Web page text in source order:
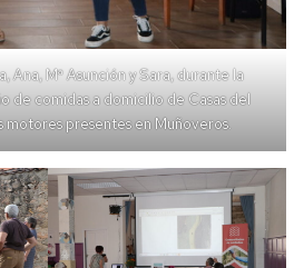
Ana, Mª Asunción y Sara, durante la
de comidas a domicilio de Casas del
motores presentes en Muñoveros.